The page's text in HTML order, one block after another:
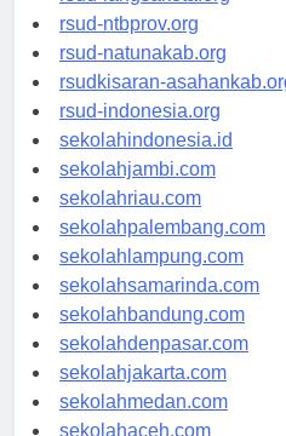
rsud-langsakota.org
rsud-ntbprov.org
rsud-natunakab.org
rsudkisaran-asahankab.org
rsud-indonesia.org
sekolahindonesia.id
sekolahjambi.com
sekolahriau.com
sekolahpalembang.com
sekolahlampung.com
sekolahsamarinda.com
sekolahbandung.com
sekolahdenpasar.com
sekolahjakarta.com
sekolahmedan.com